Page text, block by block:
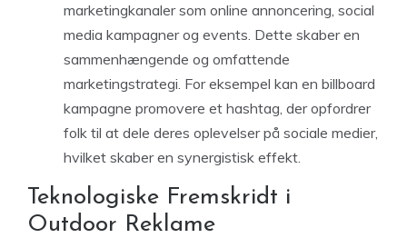
marketingkanaler som online annoncering, social
media kampagner og events. Dette skaber en
sammenhængende og omfattende
marketingstrategi. For eksempel kan en billboard
kampagne promovere et hashtag, der opfordrer
folk til at dele deres oplevelser på sociale medier,
hvilket skaber en synergistisk effekt.
Teknologiske Fremskridt i
Outdoor Reklame